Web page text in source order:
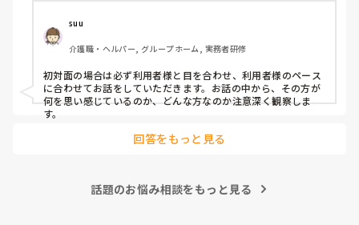
suu
介護職・ヘルパー, グループホーム, 実務者研修
初対面の場合は必ず利用者様と目を合わせ、利用者様のペース
に合わせてお話をしていただきます。お話の中から、その方が
何を思い感じているのか、どんな方なのか注意深く観察しま
す。
回答をもっと見る
話題のお悩み相談をもっと見る